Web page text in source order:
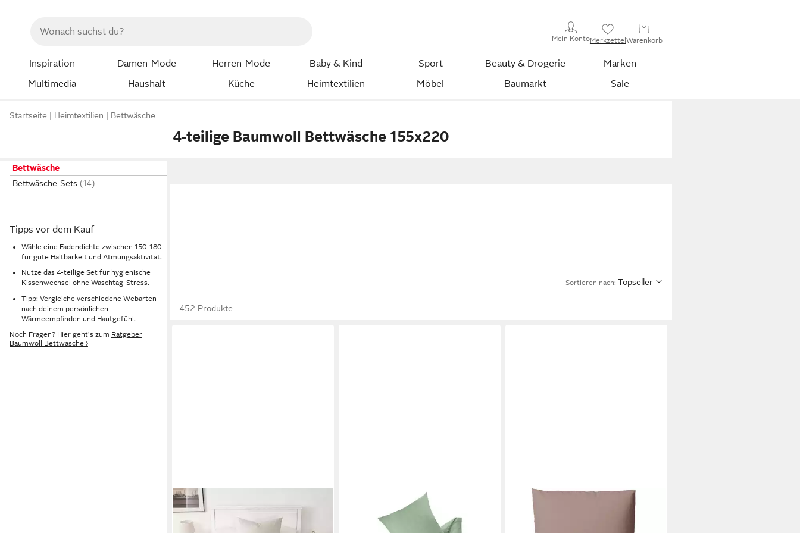
Mein KontoMerkzettelWarenkorb
Inspiration Damen-Mode Herren-Mode Baby & Kind Sport Beauty & Drogerie
Marken
Multimedia
Haushalt Küche Heimtextilien Möbel Baumarkt Sale
Startseite Heimtextilien Bettwäsche
4-teilige Baumwoll Bettwäsche 155x220
Bettwäsche
Bettwäsche-Sets
Tipps vor dem Kauf
Wähle eine Fadendichte zwischen 150-180
für gute Haltbarkeit und Atmungsaktivität.
Nutze das 4-teilige Set für hygienische
Kissenwechsel ohne Waschtag-Stress.
Tipp: Vergleiche verschiedene Webarten
nach deinem persönlichen
Wärmeempfinden und Hautgefühl.
Noch Fragen? Hier geht's zum Ratgeber
Baumwoll Bettwäsche ›
Sortieren nach: Topseller
452 Produkte
TOPFINEL
Bettwäsche 135 x 200 baumwolle
weich hautfreundlich Allergiker Baby
Bettwäsche HARP Renforcé
Kissenbezüge und Bettwäsche,
LEONADO VICENTI
Bettwäsche Baumwolle fein gewebt,
Baumwolle, 4 teilig, florales Design